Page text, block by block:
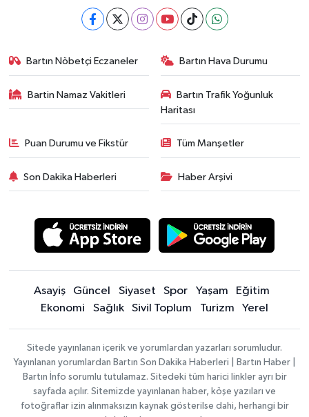
Bartın Nöbetçi Eczaneler Bartın Hava Durumu
Bartin Namaz Vakitleri
Bartın Trafik Yoğunluk
Haritası
Puan Durumu ve Fikstür Tüm Manşetler
Son Dakika Haberleri Haber Arşivi
Asayiş Güncel Siyaset Spor Yaşam
Eğitim
Ekonomi
Sağlık Sivil Toplum Turizm Yerel
Sitede yayınlanan içerik ve yorumlardan yazarları sorumludur.
Yayınlanan yorumlardan Bartın Son Dakika Haberleri | Bartın Haber |
Bartın İnfo sorumlu tutulamaz. Sitedeki tüm harici linkler ayrı bir
sayfada açılır. Sitemizde yayınlanan haber, köşe yazıları ve
fotoğraflar izin alınmaksızın kaynak gösterilse dahi, herhangi bir